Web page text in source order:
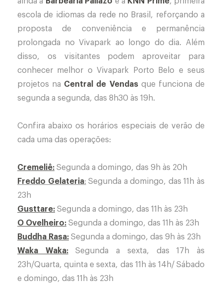
escola de idiomas da rede no Brasil, reforçando a
proposta de conveniência e permanência
prolongada no Vivapark ao longo do dia. Além
disso, os visitantes podem aproveitar para
conhecer melhor o Vivapark Porto Belo e seus
projetos na Central de Vendasque funciona de
segunda a segunda, das 8h30 às 19h.
Confira abaixo os horários especiais de verão de
cada uma das operações:
Cremeliê: Segunda a domingo, das 9h às 20h
Freddo Gelateria: Segunda a domingo, das 11h às
23h
Gusttare: Segunda a domingo, das 11h às 23h
O Ovelheiro: Segunda a domingo, das 11h às 23h
Buddha Rasa: Segunda a domingo, das 9h às 23h
Waka Waka:Segunda a sexta, das 17h às
23h/Quarta, quinta e sexta, das 11h às 14h/ Sábado
e domingo, das 11h às 23h